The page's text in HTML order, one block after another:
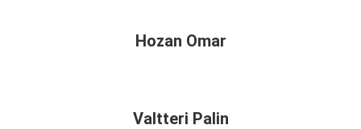
Hozan Omar
Valtteri Palin